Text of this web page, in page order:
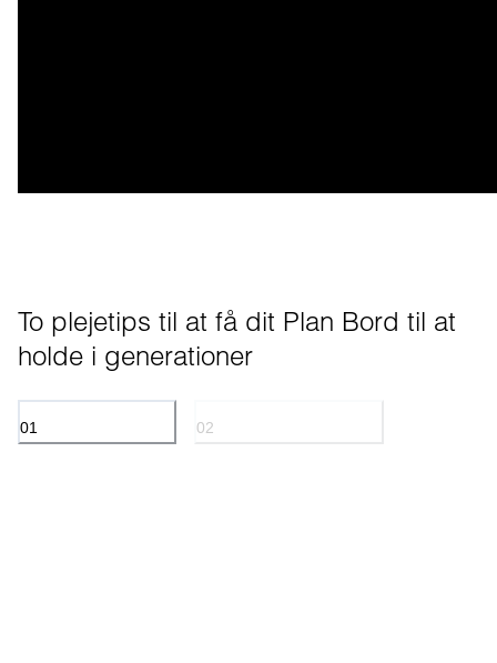
To plejetips til at få dit Plan Bord til at
holde i generationer
01 02